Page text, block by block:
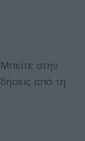
στην
από τη